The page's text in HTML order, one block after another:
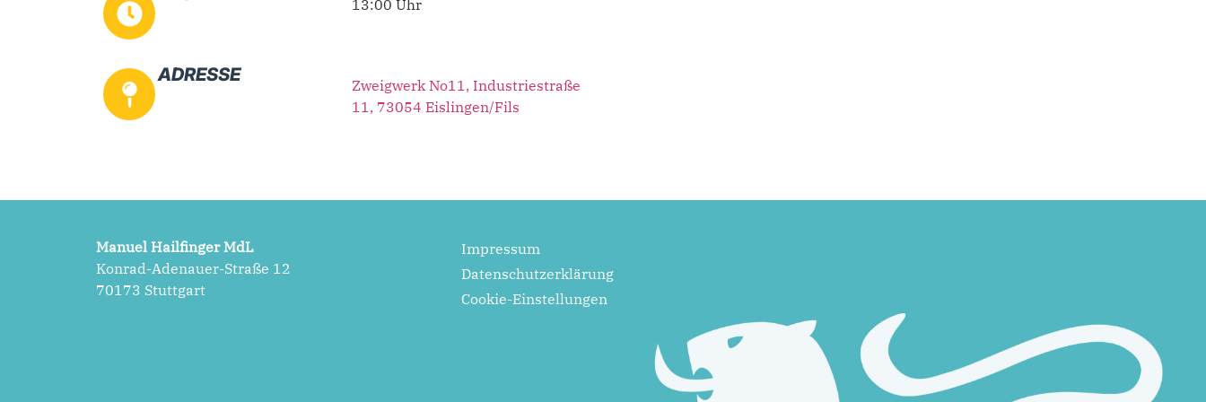
13:00 Uhr
ADRESSE
Zweigwerk No11, Industriestraße
11, 73054 Eislingen/Fils
Manuel Hailfinger MdL
Konrad-Adenauer-Straße 12
70173 Stuttgart
Impressum
Datenschutzerklärung
Cookie-Einstellungen